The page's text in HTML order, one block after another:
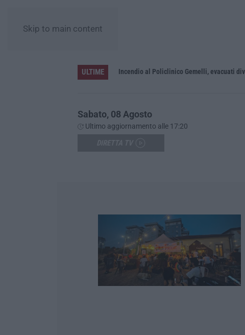
Skip to main content
ULTIME Incendio al Policlinico Gemelli, evacuati
Sabato, 08 Agosto
Ultimo aggiornamento alle 17:20